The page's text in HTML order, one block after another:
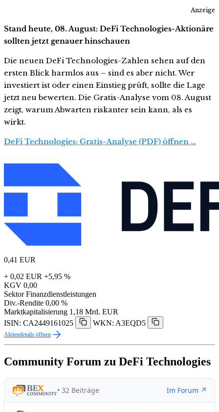
Anzeige
Stand heute, 08. August: DeFi Technologies-Aktionäre
sollten jetzt genauer hinschauen
Die neuen DeFi Technologies-Zahlen sehen auf den
ersten Blick harmlos aus – sind es aber nicht. Wer
investiert ist oder einen Einstieg prüft, sollte die Lage
jetzt neu bewerten. Die Gratis-Analyse vom 08. August
zeigt, warum Abwarten riskanter sein kann, als es
wirkt.
DeFi Technologies: Gratis-Analyse (PDF) öffnen …
0,41 EUR
+ 0,02 EUR +5,95 %
KGV 0,00
Sektor Finanzdienstleistungen
Div.-Rendite 0,00 %
Marktkapitalisierung 1,18 Mrd. EUR
ISIN: CA2449161025
WKN: A3EQD5
Aktiendetails öffnen
Community Forum zu DeFi Technologies